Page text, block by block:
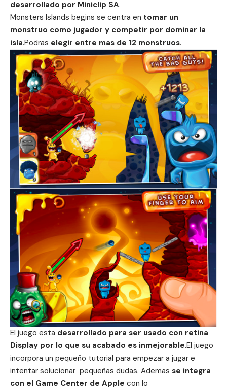
desarrollado por Miniclip SA.
Monsters Islands begins se centra en tomar un
monstruo como jugador y competir por dominar la
isla.Podras elegir entre mas de 12 monstruos.
El juego esta desarrollado para ser usado con retina
Display por lo que su acabado es inmejorable.El juego
incorpora un pequeño tutorial para empezar a jugar e
intentar solucionar pequeñas dudas. Ademas se integra
con el Game Center de Apple con lo